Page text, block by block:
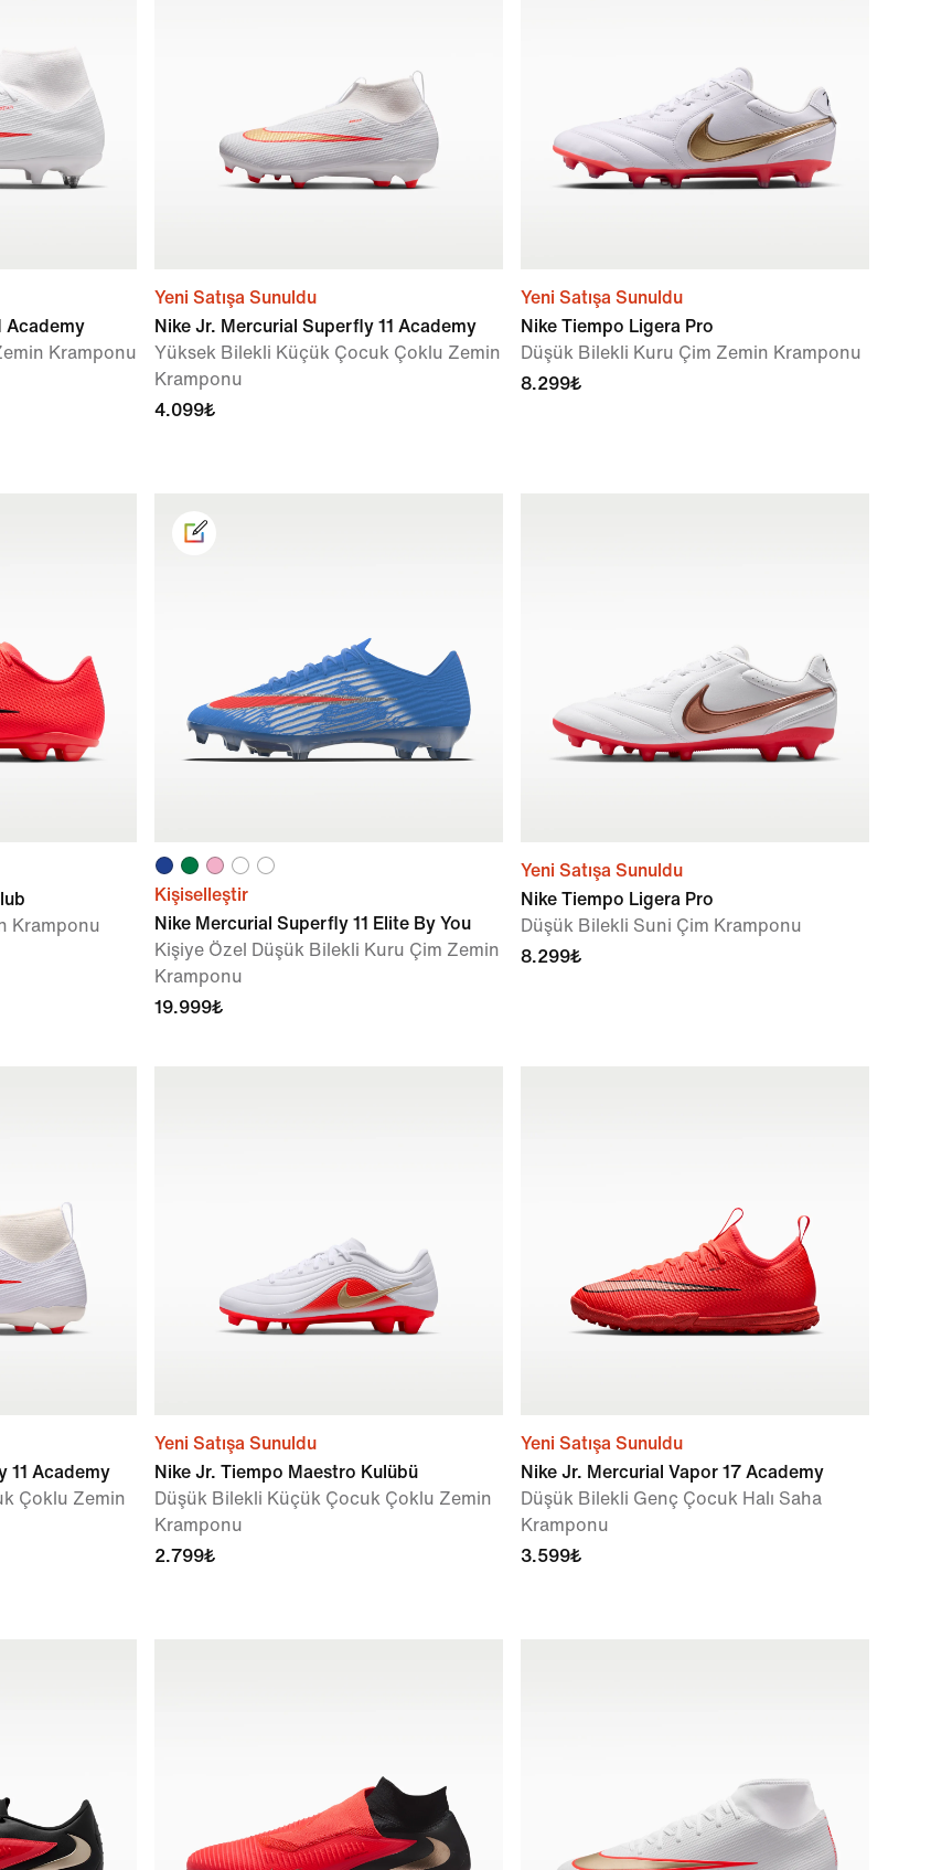
Academy
Kramponu
Yeni Satışa Sunuldu
Nike Jr. Mercurial Superfly 11 Academy
Yüksek Bilekli Küçük Çocuk Çoklu Zemin
Kramponu
4.099₺
Yeni Satışa Sunuldu
Nike Tiempo Ligera Pro
Düşük Bilekli Kuru Çim Zemin Kramponu
8.299₺
Kramponu
Kişiselleştir
Nike Mercurial Superfly 11 Elite By You
Kişiye Özel Düşük Bilekli Kuru Çim Zemin
Kramponu
19.999₺
Yeni Satışa Sunuldu
Nike Tiempo Ligera Pro
Düşük Bilekli Suni Çim Kramponu
8.299₺
11 Academy
Çoklu Zemin
Yeni Satışa Sunuldu
Nike Jr. Tiempo Maestro Kulübü
Düşük Bilekli Küçük Çocuk Çoklu Zemin
Kramponu
2.799₺
Yeni Satışa Sunuldu
Nike Jr. Mercurial Vapor 17 Academy
Düşük Bilekli Genç Çocuk Halı Saha
Kramponu
3.599₺